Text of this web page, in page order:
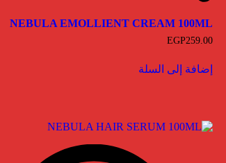
NEBULA EMOLLIENT CREAM 100ML
EGP259.00
إضافة إلى السلة